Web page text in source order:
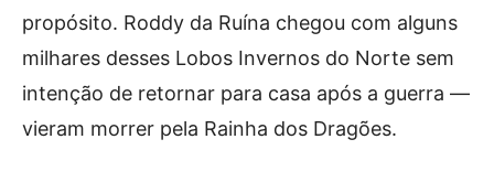
propósito. Roddy da Ruína chegou com alguns
milhares desses Lobos Invernos do Norte sem
intenção de retornar para casa após a guerra —
vieram morrer pela Rainha dos Dragões.